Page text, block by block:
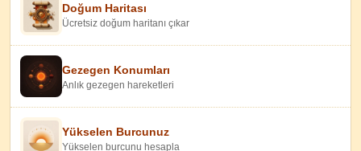
Doğum Haritası
Ücretsiz doğum haritanı çıkar
Gezegen Konumları
Anlık gezegen hareketleri
Yükselen Burcunuz
Yükselen burcunu hesapla